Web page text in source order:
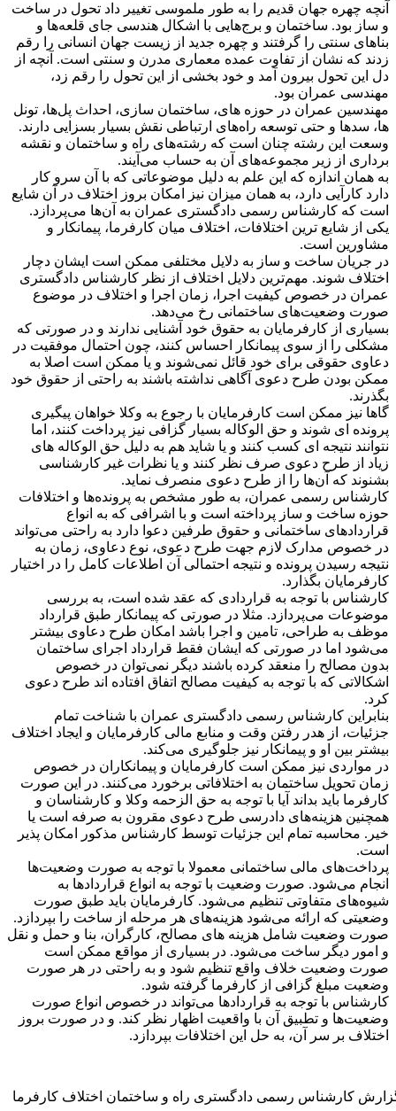
آنچه چهره جهان قدیم را به طور ملموسی تغییر داد تحول در ساخت
و ساز بود. ساختمان و برج‌هایی با اشکال هندسی جای قلعه‌ها و
بناهای سنتی را گرفتند و چهره جدید از زیست جهان انسانی را رقم
زدند که نشان از تفاوت عمده معماری مدرن و سنتی است. آنچه از
دل این تحول بیرون آمد و خود بخشی از این تحول را رقم زد،
مهندسی عمران بود.
مهندسین عمران در حوزه های، ساختمان سازی، احداث پل‌ها، تونل
ها، سد‌ها و حتی توسعه راه‌های ارتباطی نقش بسیار بسزایی دارند.
وسعت این رشته چنان است که رشته‌های راه و ساختمان و نقشه
برداری از زیر مجموعه‌های آن به حساب می‌آیند.
به همان اندازه که این علم به دلیل موضوعاتی که با آن سرو کار
دارد کارآیی دارد، به همان میزان نیز امکان بروز اختلاف در آن شایع
است که کارشناس رسمی دادگستری عمران به آن‌ها می‌پردازد.
یکی از شایع ترین اختلافات، اختلاف میان کارفرما، پیمانکار و
مشاورین است.
در جریان ساخت و ساز به دلایل مختلفی ممکن است ایشان دچار
اختلاف شوند. مهم‌ترین دلایل اختلاف از نظر کارشناس دادگستری
عمران در خصوص کیفیت اجرا، زمان اجرا و اختلاف در موضوع
صورت وضعیت‌های ساختمانی رخ می‌دهد.
بسیاری از کارفرمایان به حقوق خود آشنایی ندارند و در صورتی که
مشکلی را از سوی پیمانکار احساس کنند، چون احتمال موفقیت در
دعاوی حقوقی برای خود قائل نمی‌شوند و یا ممکن است اصلا به
ممکن بودن طرح دعوی آگاهی نداشته باشند به راحتی از حقوق خود
بگذرند.
گاها نیز ممکن است کارفرمایان با رجوع به وکلا خواهان پیگیری
پرونده ای شوند و حق الوکاله بسیار گزافی نیز پرداخت کنند، اما
نتوانند نتیجه ای کسب کنند و یا شاید هم به دلیل حق الوکاله های
زیاد از طرح دعوی صرف نظر کنند و یا نظرات غیر کارشناسی
بشنوند که آن‌ها را از طرح دعوی منصرف نماید.
کارشناس رسمی عمران، به طور مشخص به پرونده‌ها و اختلافات
حوزه ساخت و ساز پرداخته است و با اشرافی که به انواع
قرارداد‌های ساختمانی و حقوق طرفین دعوا دارد به راحتی می‌تواند
در خصوص مدارک لازم جهت طرح دعوی، نوع دعاوی، زمان به
نتیجه رسیدن پرونده و نتیجه احتمالی آن اطلاعات کامل را در اختیار
کارفرمایان بگذارد.
کارشناس با توجه به قراردادی که عقد شده است، به بررسی
موضوعات می‌پردازد. مثلا در صورتی که پیمانکار طبق قرارداد
موظف به طراحی، تامین و اجرا باشد امکان طرح دعاوی بیشتر
می‌شود اما در صورتی که ایشان فقط قرارداد اجرای ساختمان
بدون مصالح را منعقد کرده باشند دیگر نمی‌توان در خصوص
اشکالاتی که با توجه به کیفیت مصالح اتفاق افتاده اند طرح دعوی
کرد.
بنابراین کارشناس رسمی دادگستری عمران با شناخت تمام
جزئیات، از هدر رفتن وقت و منابع مالی کارفرمایان و ایجاد اختلاف
بیشتر بین او و پیمانکار نیز جلوگیری می‌کند.
در مواردی نیز ممکن است کارفرمایان و پیمانکاران در خصوص
زمان تحویل ساختمان به اختلافاتی برخورد می‌کنند. در این صورت
کارفرما باید بداند آیا با توجه به حق الزحمه وکلا و کارشناسان و
همچنین هزینه‌های دادرسی طرح دعوی مقرون به صرفه است یا
خیر. محاسبه تمام این جزئیات توسط کارشناس مذکور امکان پذیر
است.
پرداخت‌های مالی ساختمانی معمولا با توجه به صورت وضعیت‌ها
انجام می‌شود. صورت وضعیت با توجه به انواع قرارداد‌ها به
شیوه‌های متفاوتی تنظیم می‌شود. کارفرمایان باید طبق صورت
وضعیتی که ارائه می‌شود هزینه‌های هر مرحله از ساخت را بپردازد.
صورت وضعیت شامل هزینه های مصالح، کارگران، بنا و حمل و نقل
و امور دیگر ساخت می‌‌شود. در بسیاری از مواقع ممکن است
صورت وضعیت خلاف واقع تنظیم شود و به راحتی در هر صورت
وضعیت مبلغ گزافی از کارفرما گرفته شود.
کارشناس با توجه به قراردادها می‌تواند در خصوص انواع صورت
وضعیت‌ها و تطبیق آن با واقعیت اظهار نظر کند. و در صورت بروز
اختلاف بر سر آن، به حل این اختلافات بپردازد.